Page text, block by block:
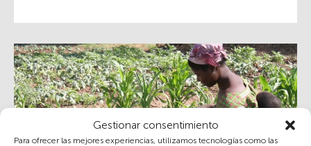
Gestionar consentimiento
Para ofrecer las mejores experiencias, utilizamos tecnologías como las